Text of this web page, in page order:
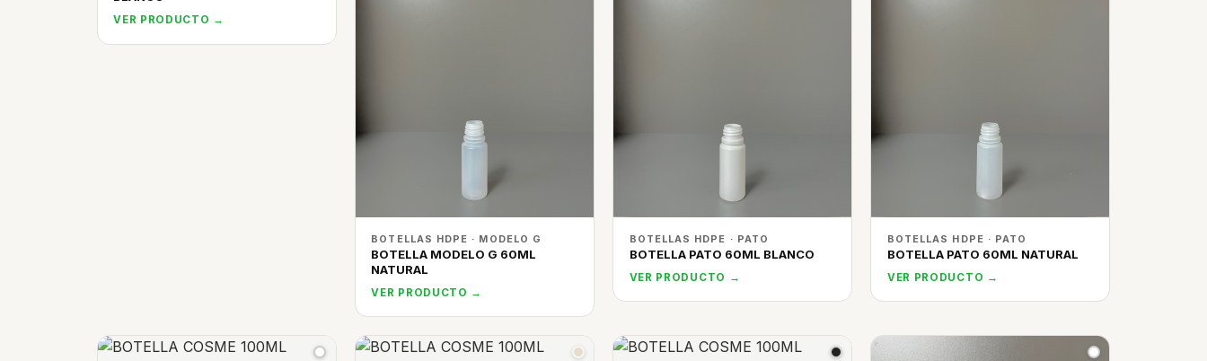
VER PRODUCTO →
BOTELLAS HDPE · MODELO G
BOTELLA MODELO G 60ML
NATURAL
VER PRODUCTO →
BOTELLAS HDPE · PATO
BOTELLA PATO 60ML BLANCO
VER PRODUCTO →
BOTELLAS HDPE · PATO
BOTELLA PATO 60ML NATURAL
VER PRODUCTO →